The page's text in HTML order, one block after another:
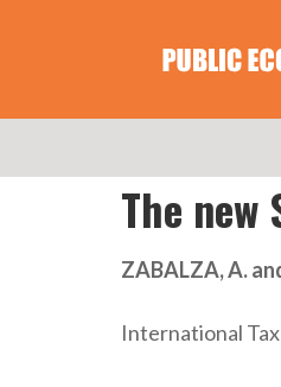
The
ZABALZA, A.
International